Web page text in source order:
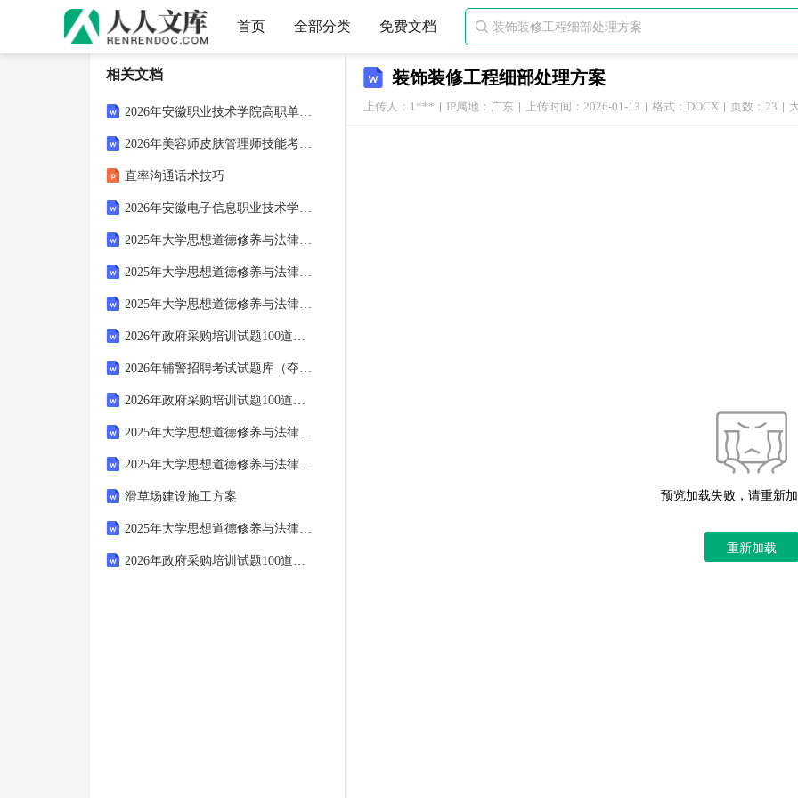
首页 全部分类 免费文档 
装饰装修工程细部处理方案
上传人：1*** IP属地：广东 上传时间：2026-01-13 格式：DOCX 页数：23
预览加载失败，请重新
重新加载
相关文档
2026年安徽职业技术学院高职单招职业适应性考试备考题库带答案解析
2026年美容师皮肤管理师技能考核高频考点专项训练题及参考答案
直率沟通话术技巧
2026年安徽电子信息职业技术学院单招职业技能考试备考试题带答案解析
2025年大学思想道德修养与法律基础期末考试题及参考答案ab卷
2025年大学思想道德修养与法律基础期末考试题附完整答案【有一套】
2025年大学思想道德修养与法律基础期末考试题附答案【模拟题】
2026年政府采购培训试题100道带答案（巩固）
2026年辅警招聘考试试题库（夺冠系列）
2026年政府采购培训试题100道及参考答案（培优）
2025年大学思想道德修养与法律基础期末考试题及参考答案【新】
2025年大学思想道德修养与法律基础期末考试题【达标题】
滑草场建设施工方案
2025年大学思想道德修养与法律基础期末考试题含答案【培优】
2026年政府采购培训试题100道含完整答案（典优）